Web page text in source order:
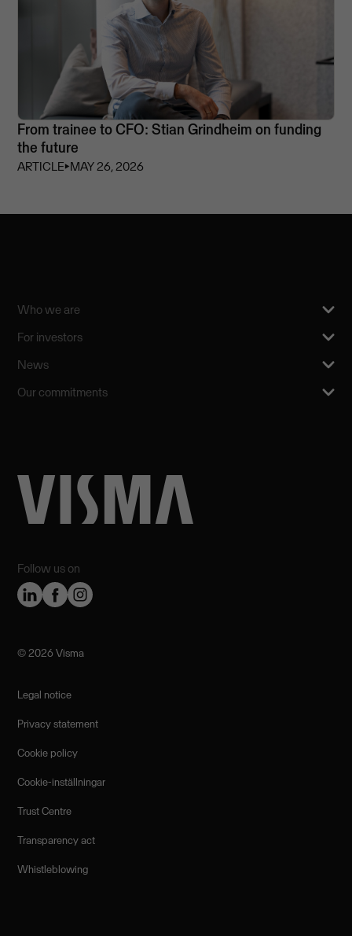
From trainee to CFO: Stian Grindheim on funding
the future
ARTICLE⏵MAY 26, 2026
Follow us on
Who we are
For investors
News
Our commitments
©️ 2026 Visma
Legal notice
Privacy statement
Cookie policy
Cookie-inställningar
Trust Centre
Transparency act
Whistleblowing